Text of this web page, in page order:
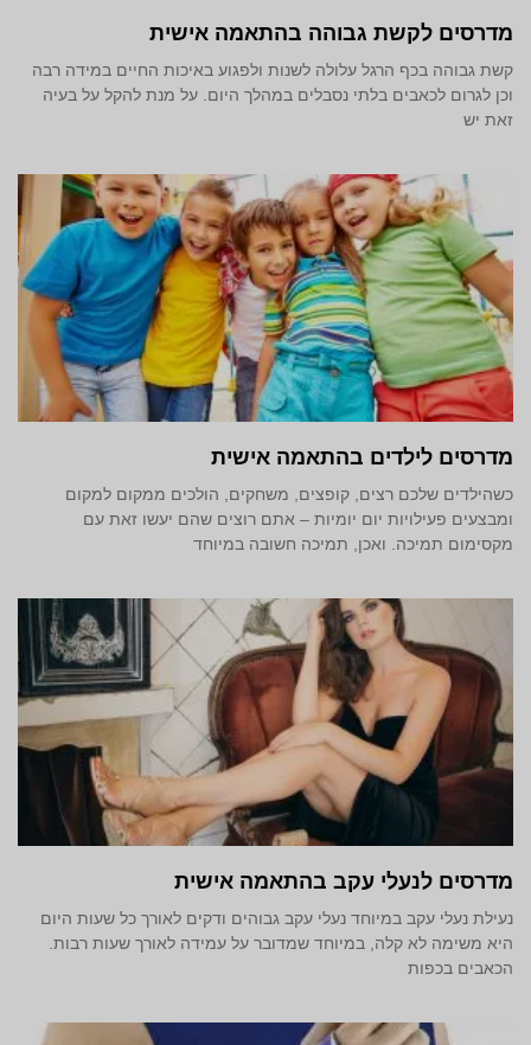
מדרסים לקשת גבוהה בהתאמה אישית
קשת גבוהה בכף הרגל עלולה לשנות ולפגוע באיכות החיים במידה רבה
וכן לגרום לכאבים בלתי נסבלים במהלך היום. על מנת להקל על בעיה
זאת יש
מדרסים לילדים בהתאמה אישית
כשהילדים שלכם רצים, קופצים, משחקים, הולכים ממקום למקום
ומבצעים פעילויות יום יומיות – אתם רוצים שהם יעשו זאת עם
מקסימום תמיכה. ואכן, תמיכה חשובה במיוחד
מדרסים לנעלי עקב בהתאמה אישית
נעילת נעלי עקב במיוחד נעלי עקב גבוהים ודקים לאורך כל שעות היום
היא משימה לא קלה, במיוחד שמדובר על עמידה לאורך שעות רבות.
הכאבים בכפות